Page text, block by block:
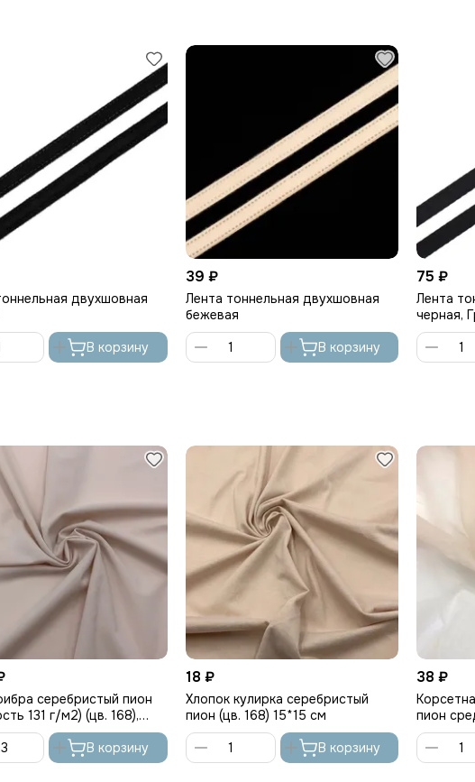
двухшовная
В корзину
39 ₽
Лента тоннельная двухшовная
бежевая
В корзину
75 ₽
Лента
черная,
серебристый пион
131 г/м2) (цв. 168),
В корзину
18 ₽
Хлопок кулирка серебристый
пион (цв. 168) 15*15 см
В корзину
38 ₽
пион
Турция